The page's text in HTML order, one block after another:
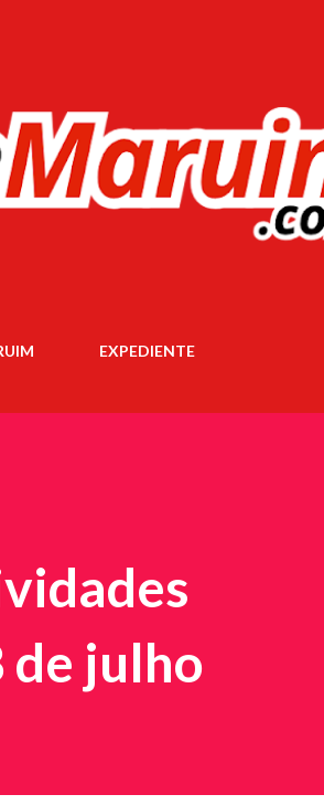
EXPEDIENTE
de julho